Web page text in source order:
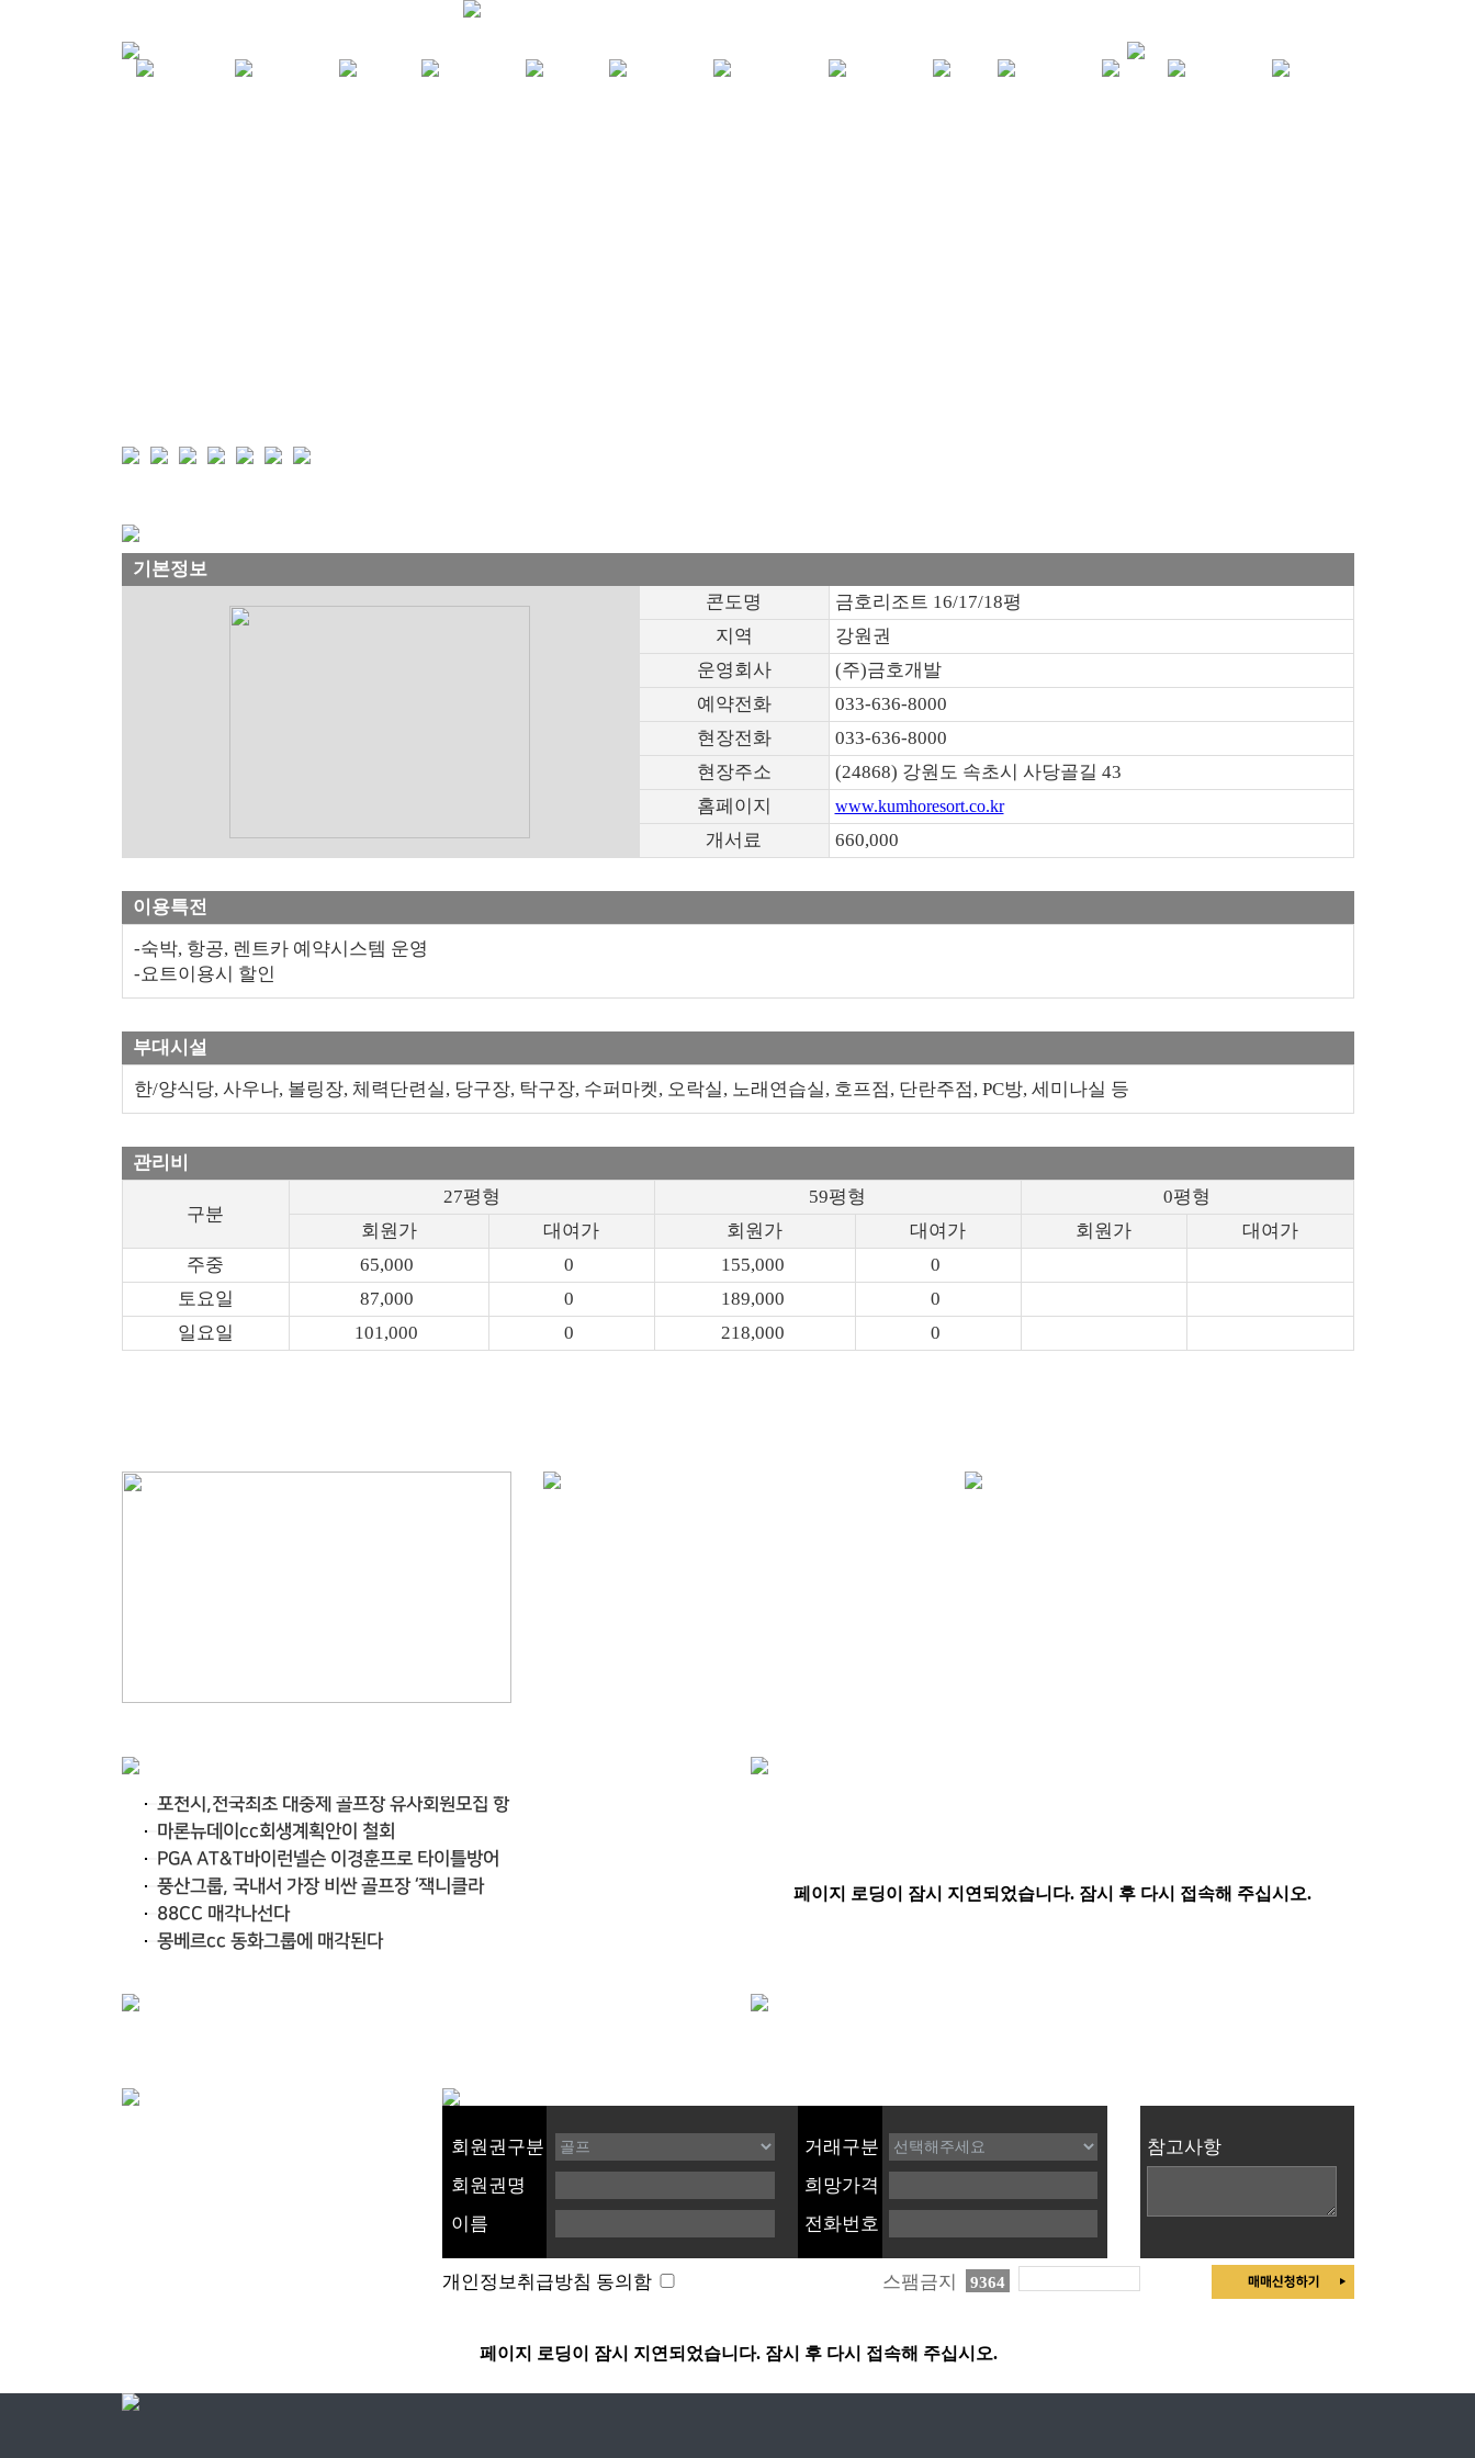
기본정보
콘도명
금호리조트 16/17/18평
지역
강원권
운영회사
(주)금호개발
예약전화
033-636-8000
현장전화
033-636-8000
현장주소
(24868) 강원도 속초시 사당골길 43
홈페이지
www.kumhoresort.co.kr
개서료 660,000
이용특전
-숙박, 항공, 렌트카 예약시스템 운영
-요트이용시 할인
부대시설
한/양식당, 사우나, 볼링장, 체력단련실, 당구장, 탁구장, 수퍼마켓, 오락실, 노래연습실, 호프점, 단란주점, PC방, 세미나실 등
관리비
구분
27평형 59평형
0평형
회원가
대여가 회원가 대여가 회원가
대여가
주중
65,000 0 155,000
0
토요일
87,000 0 189,000
0
일요일
101,000 0 218,000 0
회원권구분
회원권명
이름
거래구분
희망가격
전화번호
참고사항
개인정보취급방침 동의함 스팸금지 9364